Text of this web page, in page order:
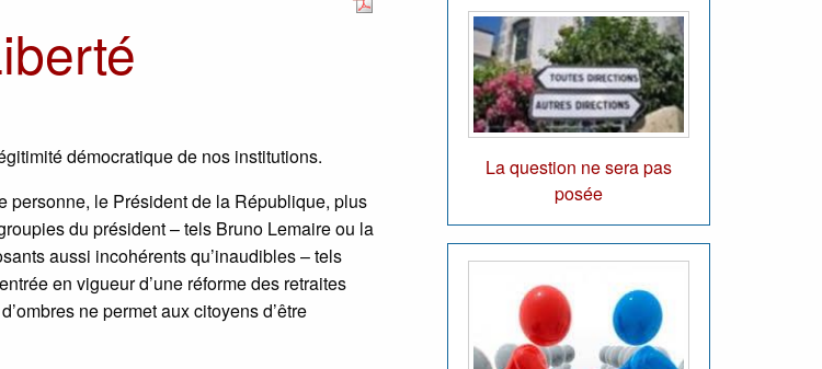
démocratique de nos institutions.
personne, le Président de la République, plus
du président – tels Bruno Lemaire ou la
aussi incohérents qu’inaudibles – tels
en vigueur d’une réforme des retraites
ne permet aux citoyens d’être
La question ne sera pas
posée